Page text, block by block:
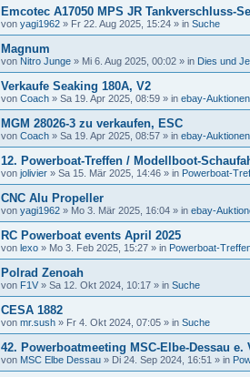
Emcotec A17050 MPS JR Tankverschluss-
von yagi1962 » Fr 22. Aug 2025, 15:24 » in Suche
Magnum
von Nitro Junge » Mi 6. Aug 2025, 00:02 » in Dies und
Verkaufe Seaking 180A, V2
von Coach » Sa 19. Apr 2025, 08:59 » in ebay-Auktionen
MGM 28026-3 zu verkaufen, ESC
von Coach » Sa 19. Apr 2025, 08:57 » in ebay-Auktionen
12. Powerboat-Treffen / Modellboot-
von jolivier » Sa 15. Mär 2025, 14:46 » in Powerboat-
CNC Alu Propeller
von yagi1962 » Mo 3. Mär 2025, 16:04 » in ebay-
RC Powerboat events April 2025
von lexo » Mo 3. Feb 2025, 15:27 » in Powerboat-
Polrad Zenoah
von F1V » Sa 12. Okt 2024, 10:17 » in Suche
CESA 1882
von mr.sush » Fr 4. Okt 2024, 07:05 » in Suche
42. Powerboatmeeting MSC-Elbe-Dessau e.
von MSC Elbe Dessau » Di 24. Sep 2024, 16:51 » in